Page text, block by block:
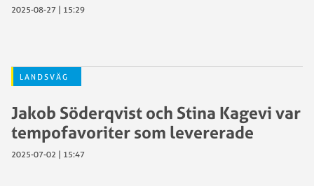
2025-08-27 | 15:29
LANDSVÄG
Jakob Söderqvist och Stina Kagevi var
tempofavoriter som levererade
2025-07-02 | 15:47